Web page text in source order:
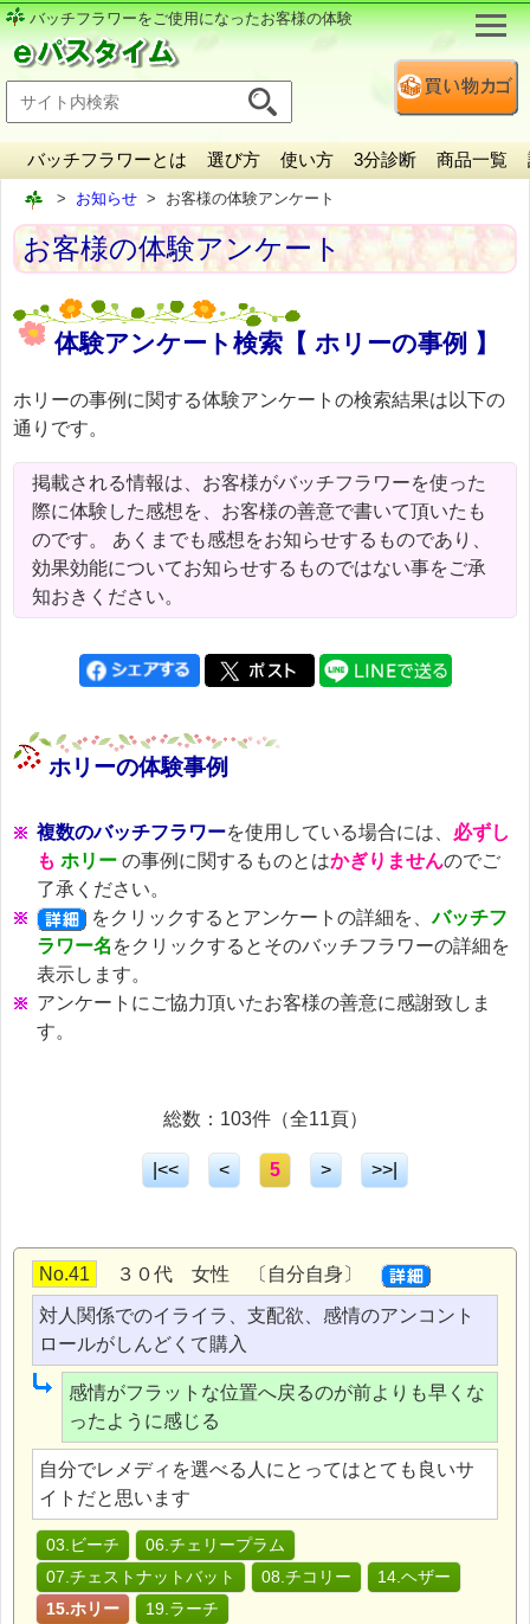
バッチフラワーをご使用になったお客様の体験
バッチフラワーとは 選び方 使い方 3分診断 商品一覧
お知らせ お客様の体験アンケート
お客様の体験アンケート
体験アンケート検索【 ホリーの事例 】
ホリーの事例に関する体験アンケートの検索結果は以下の
通りです。
掲載される情報は、お客様がバッチフラワーを使った
際に体験した感想を、お客様の善意で書いて頂いたも
のです。 あくまでも感想をお知らせするものであり、
効果効能についてお知らせするものではない事をご承
知おきください。
ホリーの体験事例
複数のバッチフラワーを使用している場合には、 必ずし
も ホリー の事例に関するものとはかぎりませんのでご
了承ください。
をクリックするとアンケートの詳細を、バッチフ
ラワー名 をクリックするとそのバッチフラワーの詳細を
表示します。
アンケートにご協力頂いたお客様の善意に感謝致しま
す。
総数：103件（全11頁）
|<< < 5 > >>|
No.41 ３０代 女性 〔自分自身〕
対人関係でのイライラ、支配欲、感情のアンコント
ロールがしんどくて購入
感情がフラットな位置へ戻るのが前よりも早くな
ったように感じる
自分でレメディを選べる人にとってはとても良いサ
イトだと思います
03.ビーチ
06.チェリープラム
07.チェストナットバット
08.チコリー
14.ヘザー
15.ホリー
19.ラーチ